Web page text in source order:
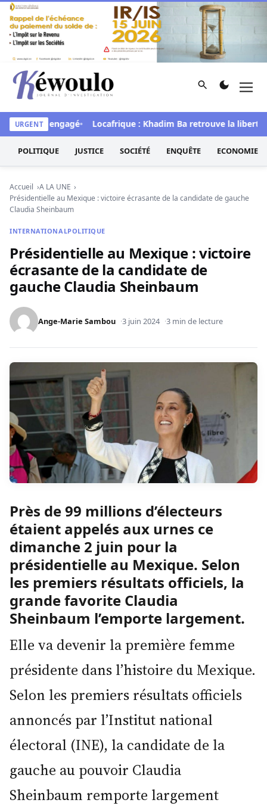
Aller au contenu
Kéwoulo, le premier site d'information et d'investigation
Rechercher
URGENTengagé Locafrique : Khadim Ba retrouve la liberté
POLITIQUE JUSTICE SOCIÉTÉ ENQUÊTE ECONOMIE
Accueil
A LA UNE
Présidentielle au Mexique : victoire écrasante de la candidate de gauche
Claudia Sheinbaum
INTERNATIONALPOLITIQUE
Présidentielle au Mexique : victoire
écrasante de la candidate de
gauche Claudia Sheinbaum
Ange-Marie Sambou 3 juin 2024 3 min de lecture
Près de 99 millions d’électeurs
étaient appelés aux urnes ce
dimanche 2 juin pour la
présidentielle au Mexique. Selon
les premiers résultats officiels, la
grande favorite Claudia
Sheinbaum l’emporte largement.
Elle va devenir la première femme
présidente dans l’histoire du Mexique.
Selon les premiers résultats officiels
annoncés par l’Institut national
électoral (INE), la candidate de la
gauche au pouvoir Claudia
Sheinbaum remporte largement